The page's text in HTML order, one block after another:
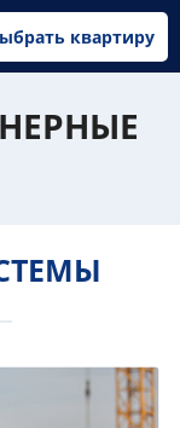
квартиру
326-67-67